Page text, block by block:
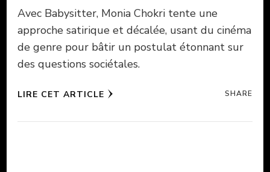
Avec Babysitter, Monia Chokri tente une
approche satirique et décalée, usant du cinéma
de genre pour bâtir un postulat étonnant sur
des questions sociétales.
LIRE CET ARTICLE SHARE